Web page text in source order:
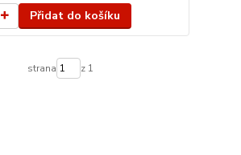
Přidat do košíku
strana z 1